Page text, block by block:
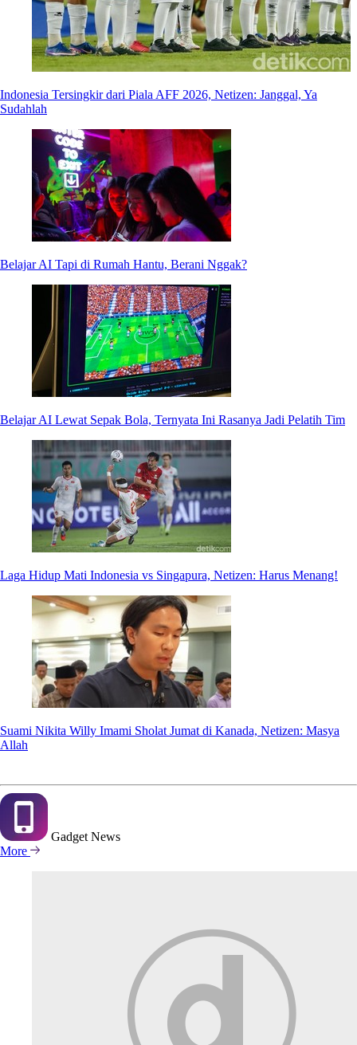
Indonesia Tersingkir dari Piala AFF 2026, Netizen: Janggal, Ya
Sudahlah
Belajar AI Tapi di Rumah Hantu, Berani Nggak?
Belajar AI Lewat Sepak Bola, Ternyata Ini Rasanya Jadi Pelatih Tim
Laga Hidup Mati Indonesia vs Singapura, Netizen: Harus Menang!
Suami Nikita Willy Imami Sholat Jumat di Kanada, Netizen: Masya
Allah
GadgetNews
More